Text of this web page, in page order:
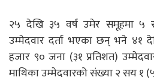
२५ देखि ३५ वर्ष उमेर समूहमा ५
उम्मेदवार दर्ता भएका छन् भने ४१
हजार ९० जना (३१ प्रतिशत)
माथिका उम्मेदवारको संख्या २ सय १